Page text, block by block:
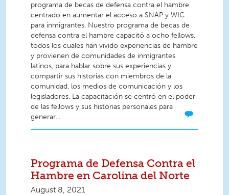
programa de becas de defensa contra el hambre
centrado en aumentar el acceso a SNAP y WIC
para inmigrantes. Nuestro programa de becas de
defensa contra el hambre capacitó a ocho fellows,
todos los cuales han vivido experiencias de hambre
y provienen de comunidades de inmigrantes
latinos, para hablar sobre sus experiencias y
compartir sus historias con miembros de la
comunidad, los medios de comunicación y los
legisladores. La capacitación se centró en el poder
de las fellows y sus historias personales para
generar...
Programa de Defensa Contra el
Hambre en Carolina del Norte
August 8, 2021